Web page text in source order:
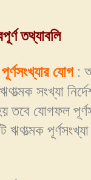
তথ্যাবলি
যোগ :
সংখ্যা
তবে যোগফল
ঋণাত্মক